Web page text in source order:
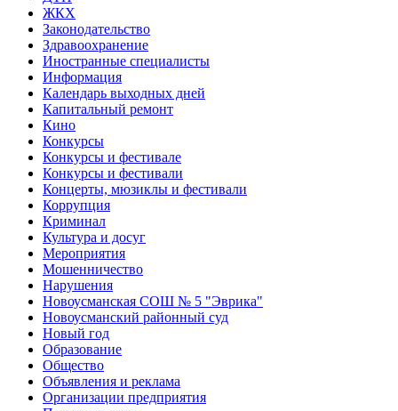
ЖКХ
Законодательство
Здравоохранение
Иностранные специалисты
Информация
Календарь выходных дней
Капитальный ремонт
Кино
Конкурсы
Конкурсы и фестивале
Конкурсы и фестивали
Концерты, мюзиклы и фестивали
Коррупция
Криминал
Культура и досуг
Мероприятия
Мошенничество
Нарушения
Новоусманская СОШ № 5 "Эврика"
Новоусманский районный суд
Новый год
Образование
Общество
Объявления и реклама
Организации предприятия